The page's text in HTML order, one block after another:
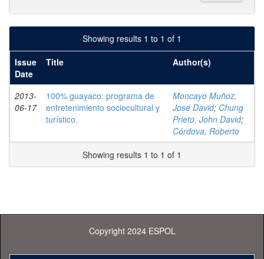
Showing results 1 to 1 of 1
Issue
Date
Title Author(s)
2013-
06-17
100% guayaco: programa de
entretenimiento sociocultural y
turístico.
Moncayo Muñoz,
José David; Chung
Prieto, John David;
Córdova, Roberto
Showing results 1 to 1 of 1
Copyright 2024 ESPOL